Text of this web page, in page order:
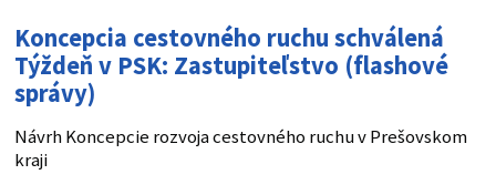
Koncepcia cestovného ruchu schválená
Týždeň v PSK: Zastupiteľstvo (flashové
správy)
Návrh Koncepcie rozvoja cestovného ruchu v Prešovskom
kraji